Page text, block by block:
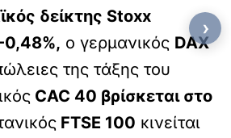
δείκτης Stoxx
0,48%, ο γερμανικός DAX
της τάξης του
CAC 40 βρίσκεται στο
FTSE 100 κινείται
›